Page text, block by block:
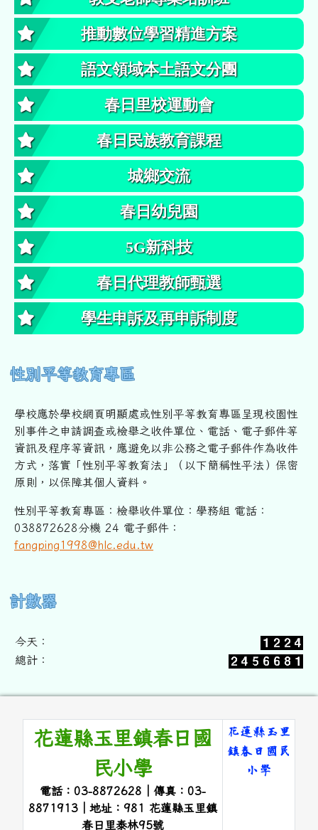
推動數位學習精進方案
語文領域本土語文分團
春日里校運動會
春日民族教育課程
城鄉交流
春日幼兒園
5G新科技
春日代理教師甄選
學生申訴及再申訴制度
性別平等教育專區
學校應於學校網頁明顯處或性別平等教育專區呈現校園性
別事件之申請調查或檢舉之收件單位、電話、電子郵件等
資訊及程序等資訊， 應避免以非公務之電子郵件作為收件
方式，落實「性別平等教育法」
（以下簡稱性平法）保密
原則，以保障其個人資料。
性別平等教育專區：檢舉收件單位：學務組 電話：
038872628分機 24 電子郵件：
fangping1998@hlc.edu.tw
右邊區域內容
計數器
今天：
總計：
頁尾區域內容
花蓮縣玉里鎮春日國
民小學
電話：03-8872628｜傳真：03-
8871913｜地址：981 花蓮縣玉里鎮
春日里泰林95號
花蓮縣玉里
鎮春日國民
小學